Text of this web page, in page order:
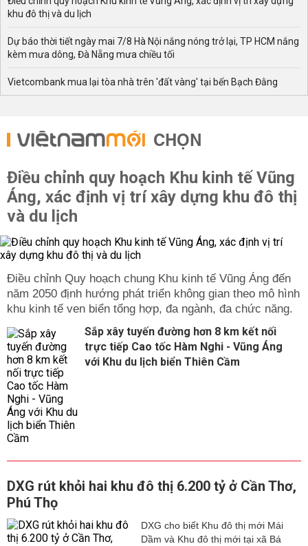
khu đô thị và du lịch
Dự báo thời tiết ngày mai 7/8 Hà Nội nắng nóng trở lại, TP HCM nắng
kèm mưa dông, Đà Nẵng mưa chiều tối
Vietcombank mua lại tòa nhà trên 'đất vàng' tại bến Bạch Đằng
CHỌN
Điều chỉnh quy hoạch Khu kinh tế Vũng
Áng, xác định vị trí xây dựng khu đô thị
và du lịch
Điều chỉnh Quy hoạch chung Khu kinh tế Vũng Áng đến
năm 2050 định hướng phát triển không gian theo mô hình
khu kinh tế ven biển tổng hợp, đa ngành, đa chức năng.
Sắp xây tuyến đường hơn 8 km kết nối
trực tiếp Cao tốc Hàm Nghi - Vũng Áng
với Khu du lịch biển Thiên Cầm
DXG rút khỏi hai khu đô thị 6.200 tỷ ở Cần Thơ,
Phú Thọ
DXG cho biết Khu đô thị mới Mái
Dầm và Khu đô thị mới tại xã Bá